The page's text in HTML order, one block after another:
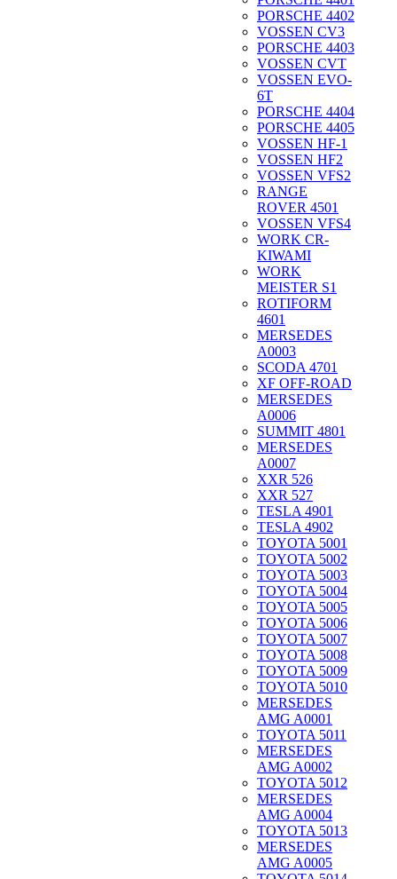
PORSCHE 4402
VOSSEN CV3
PORSCHE 4403
VOSSEN CVT
VOSSEN EVO-
6T
PORSCHE 4404
PORSCHE 4405
VOSSEN HF-1
VOSSEN HF2
VOSSEN VFS2
RANGE
ROVER 4501
VOSSEN VFS4
WORK CR-
KIWAMI
WORK
MEISTER S1
ROTIFORM
4601
MERSEDES
A0003
SCODA 4701
XF OFF-ROAD
MERSEDES
A0006
SUMMIT 4801
MERSEDES
A0007
XXR 526
XXR 527
TESLA 4901
TESLA 4902
TOYOTA 5001
TOYOTA 5002
TOYOTA 5003
TOYOTA 5004
TOYOTA 5005
TOYOTA 5006
TOYOTA 5007
TOYOTA 5008
TOYOTA 5009
TOYOTA 5010
MERSEDES
AMG A0001
TOYOTA 5011
MERSEDES
AMG A0002
TOYOTA 5012
MERSEDES
AMG A0004
TOYOTA 5013
MERSEDES
AMG A0005